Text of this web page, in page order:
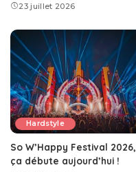
23 juillet 2026
Hardstyle
So W’Happy Festival 2026,
ça débute aujourd’hui !